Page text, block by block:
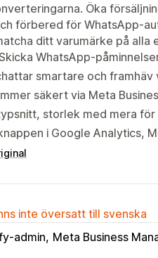
Öka
förbered för WhatsApp-
ditt varumärke på alla
WhatsApp-
smartare och framhäv
säkert via Meta
storlek med mera
i Google Analytics,
inte översatt till svenska
admin Meta Business